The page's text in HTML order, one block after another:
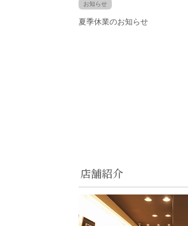
お知らせ
夏季休業のお知らせ
店舗紹介